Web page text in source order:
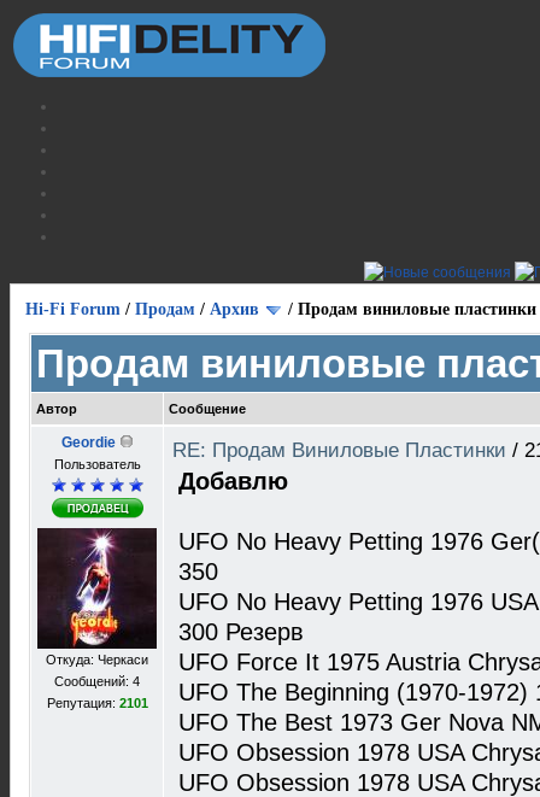
Hi-Fi Forum / Продам / Архив / Продам виниловые пластинки
Продам виниловые
Автор Сообщение
Geordie
Пользователь
Откуда: Черкаси
Сообщений: 4
Репутация: 2101
RE: Продам Виниловые Пластинки /
Добавлю
UFO No Heavy Petting 1976
350
UFO No Heavy Petting 1976
300 Резерв
UFO Force It 1975 Austria
UFO The Beginning (1970-
UFO The Best 1973 Ger Nova
UFO Obsession 1978 USA
UFO Obsession 1978 USA